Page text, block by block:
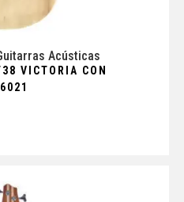
Acústicas
VICTORIA CON